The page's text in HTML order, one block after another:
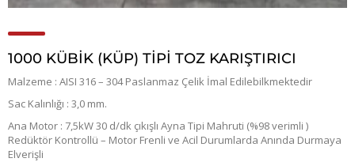
1000 KÜBİK (KÜP) TİPİ TOZ KARIŞTIRICI
Malzeme : AISI 316 – 304 Paslanmaz Çelik İmal Edilebilkmektedir
Sac Kalınlığı : 3,0 mm.
Ana Motor : 7,5kW 30 d/dk çıkışlı Ayna Tipi Mahruti (%98 verimli )
Redüktör Kontrollü – Motor Frenli ve Acil Durumlarda Anında Durmaya
Elverişli